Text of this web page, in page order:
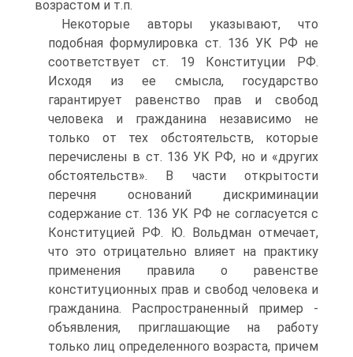
возрастом и т.п.
Некоторые авторы указывают, что
подобная формулировка ст. 136 УК РФ не
соответствует ст. 19 Конституции РФ.
Исходя из ее смысла, государство
гарантирует равенство прав и свобод
человека и гражданина независимо не
только от тех обстоятельств, которые
перечислены в ст. 136 УК РФ, но и «других
обстоятельств». В части открытости
перечня оснований дискриминации
содержание ст. 136 УК РФ не согласуется с
Конституцией РФ. Ю. Вольдман отмечает,
что это отрицательно влияет на практику
применения правила о равенстве
конституционных прав и свобод человека и
гражданина. Распространенный пример -
объявления, приглашающие на работу
только лиц определенного возраста, причем